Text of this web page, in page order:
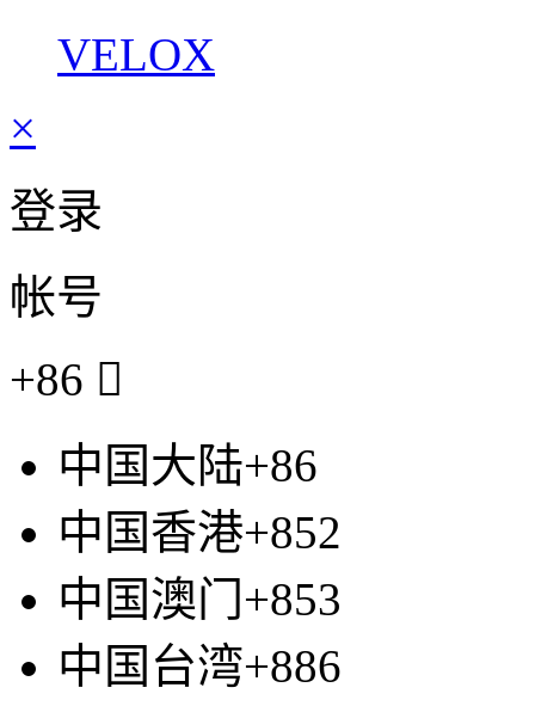
VELOX
×
登录
帐号
+86 
中国大陆+86
中国香港+852
中国澳门+853
中国台湾+886